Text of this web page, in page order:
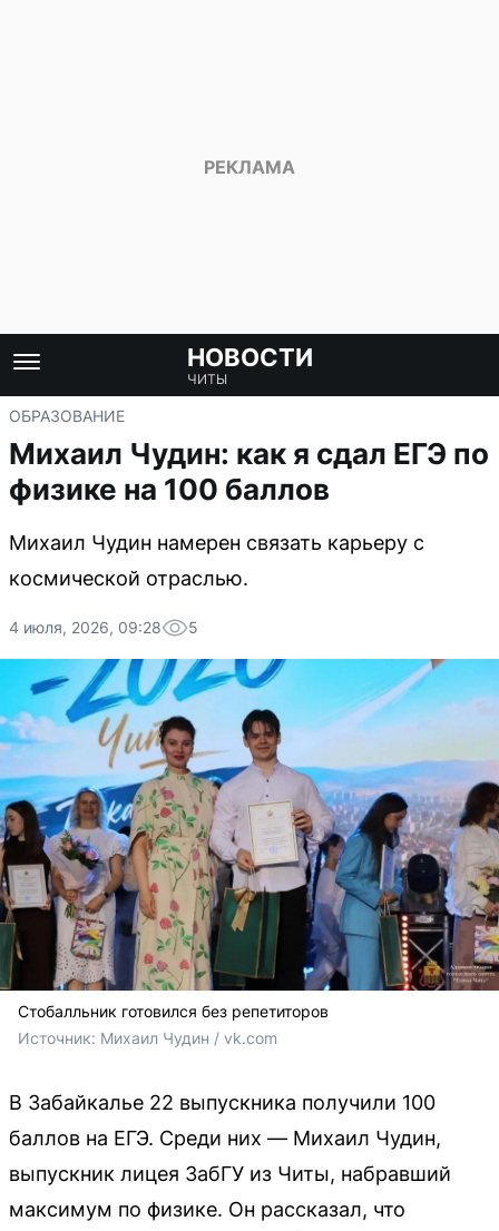
НОВОСТИ
ЧИТЫ
ОБРАЗОВАНИЕ
Михаил Чудин: как я сдал ЕГЭ по
физике на 100 баллов
Михаил Чудин намерен связать карьеру с
космической отраслью.
4 июля, 2026, 09:28 5
Стобалльник готовился без репетиторов
Источник: Михаил Чудин / vk.com
В Забайкалье 22 выпускника получили 100
баллов на ЕГЭ. Среди них — Михаил Чудин,
выпускник лицея ЗабГУ из Читы, набравший
максимум по физике. Он рассказал, что